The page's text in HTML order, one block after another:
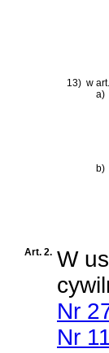
13) w
a)
b)
Art. 2. W
Nr
Nr